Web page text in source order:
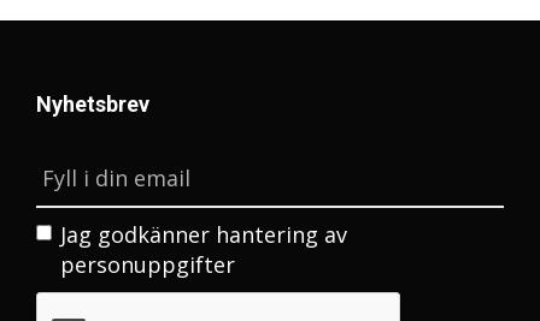
Nyhetsbrev
Jag godkänner hantering av
personuppgifter